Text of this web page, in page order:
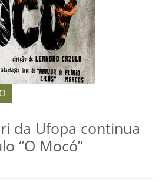
da Ufopa continua
“O Mocó”